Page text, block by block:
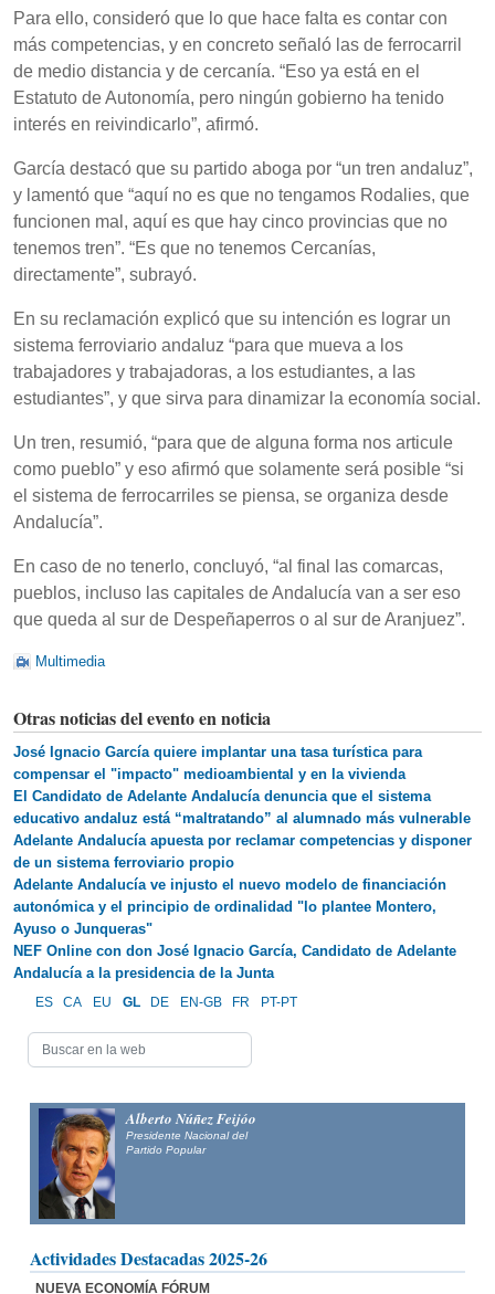
Para ello, consideró que lo que hace falta es contar con
más competencias, y en concreto señaló las de ferrocarril
de medio distancia y de cercanía. “Eso ya está en el
Estatuto de Autonomía, pero ningún gobierno ha tenido
interés en reivindicarlo”, afirmó.
García destacó que su partido aboga por “un tren andaluz”,
y lamentó que “aquí no es que no tengamos Rodalies, que
funcionen mal, aquí es que hay cinco provincias que no
tenemos tren”. “Es que no tenemos Cercanías,
directamente”, subrayó.
En su reclamación explicó que su intención es lograr un
sistema ferroviario andaluz “para que mueva a los
trabajadores y trabajadoras, a los estudiantes, a las
estudiantes”, y que sirva para dinamizar la economía social.
Un tren, resumió, “para que de alguna forma nos articule
como pueblo” y eso afirmó que solamente será posible “si
el sistema de ferrocarriles se piensa, se organiza desde
Andalucía”.
En caso de no tenerlo, concluyó, “al final las comarcas,
pueblos, incluso las capitales de Andalucía van a ser eso
que queda al sur de Despeñaperros o al sur de Aranjuez”.
Multimedia
Otras noticias del evento en noticia
José Ignacio García quiere implantar una tasa turística para
compensar el "impacto" medioambiental y en la vivienda
El Candidato de Adelante Andalucía denuncia que el sistema
educativo andaluz está “maltratando” al alumnado más vulnerable
Adelante Andalucía apuesta por reclamar competencias y disponer
de un sistema ferroviario propio
Adelante Andalucía ve injusto el nuevo modelo de financiación
autonómica y el principio de ordinalidad "lo plantee Montero,
Ayuso o Junqueras"
NEF Online con don José Ignacio García, Candidato de Adelante
Andalucía a la presidencia de la Junta
ES CA EU GL DE EN-GB FR PT-PT
Alberto Núñez Feijóo
Presidente Nacional del
Partido Popular
Actividades Destacadas 2025-26
NUEVA ECONOMÍA FÓRUM